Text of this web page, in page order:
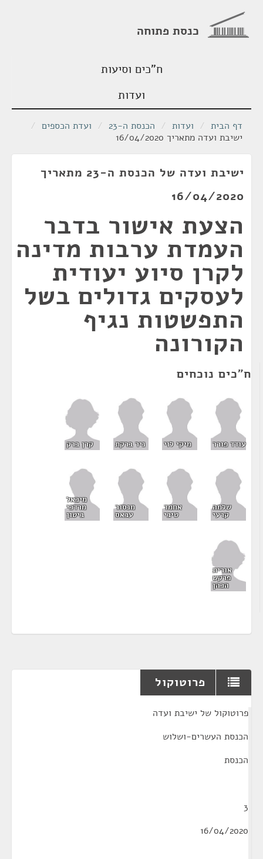
כנסת פתוחה
ח"כים וסיעות
ועדות
דף הבית / ועדות / הכנסת ה-23 / ועדת הכספים /
ישיבת ועדה מתאריך 16/04/2020
ישיבת ועדה של הכנסת ה-23 מתאריך
16/04/2020
הצעת אישור בדבר
העמדת ערבות מדינה
לקרן סיוע יעודית
לעסקים גדולים בשל
התפשטות נגיף
הקורונה
ח"כים נוכחים
עודד פורר מיקי לוי ניר ברקת קרן ברק
שלמה
קרעי
אחמד
טיבי
מנסור
עבאס
מיכאל
מרדכי
ביטון
אורית
פרקש
הכהן
פרוטוקול
פרוטוקול של ישיבת ועדה
הכנסת העשרים-ושלוש
הכנסת
3
16/04/2020